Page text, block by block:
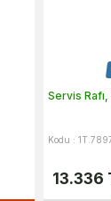
Servis
Kodu :
13.336